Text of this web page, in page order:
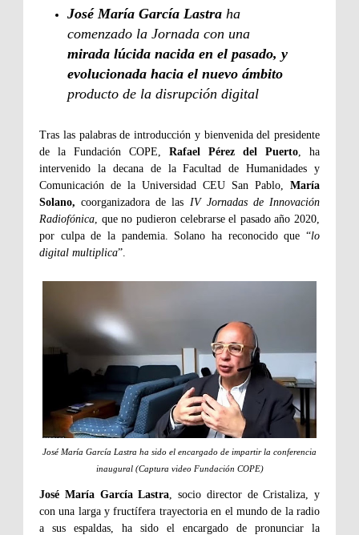
José María García Lastra ha
comenzado la Jornada con una
mirada lúcida nacida en el pasado, y
evolucionada hacia el nuevo ámbito
producto de la disrupción digital
Tras las palabras de introducción y bienvenida del presidente
de la Fundación COPE, Rafael Pérez del Puerto , ha
intervenido la decana de la Facultad de Humanidades y
Comunicación de la Universidad CEU San Pablo, María
Solano, coorganizadora de las IV Jornadas de Innovación
Radiofónica , que no pudieron celebrarse el pasado año 2020,
por culpa de la pandemia. Solano ha reconocido que “lo
digital multiplica”.
José María García Lastra ha sido el encargado de impartir la conferencia
inaugural (Captura video Fundación COPE)
José María García Lastra , socio director de Cristaliza, y
con una larga y fructífera trayectoria en el mundo de la radio
a sus espaldas, ha sido el encargado de pronunciar la